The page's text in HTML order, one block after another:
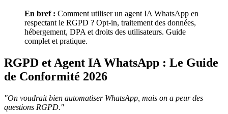
En bref : Comment utiliser un agent IA WhatsApp en
respectant le RGPD ? Opt-in, traitement des données,
hébergement, DPA et droits des utilisateurs. Guide
complet et pratique.
RGPD et Agent IA WhatsApp : Le Guide
de Conformité 2026
"On voudrait bien automatiser WhatsApp, mais on a peur des
questions RGPD."